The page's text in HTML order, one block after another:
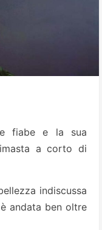
fiabe e la sua
a corto di
indiscussa
andata ben oltre